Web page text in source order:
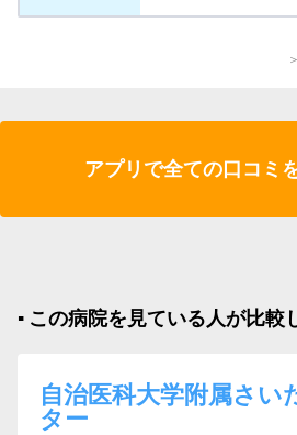
アプリで全ての口コミ
▪︎ この病院を見ている人が比較
自治医科大学附属さい
ター